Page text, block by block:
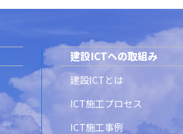
建設ICTへの取組み
建設ICTとは
ICT施工プロセス
ICT施工事例